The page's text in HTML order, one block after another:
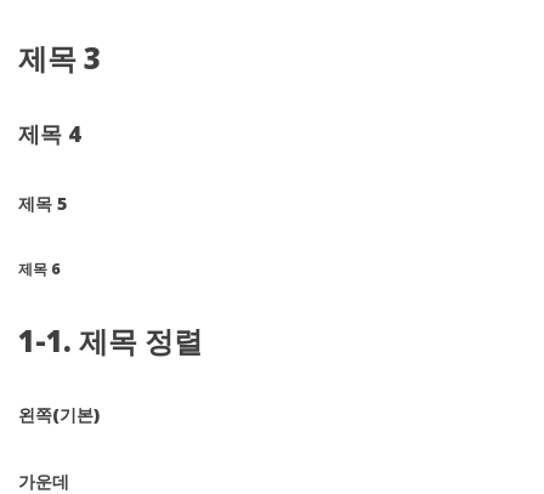
제목 3
제목 4
제목 5
제목 6
1-1. 제목 정렬
왼쪽(기본)
가운데